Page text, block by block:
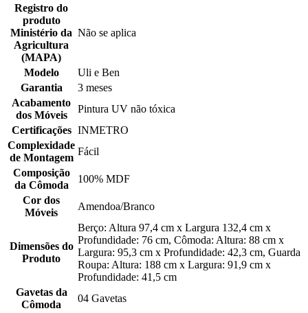
Registro do
produto
Ministério da
Agricultura
(MAPA)
Não se aplica
Modelo
Uli e Ben
Garantia
3 meses
Acabamento
dos Móveis
Pintura UV não tóxica
Certificações INMETRO
Complexidade
de Montagem
Fácil
Composição
da Cômoda
100% MDF
Cor dos
Móveis
Amendoa/Branco
Dimensões do
Produto
Berço: Altura 97,4 cm x Largura 132,4 cm x
Profundidade: 76 cm, Cômoda: Altura: 88 cm x
Largura: 95,3 cm x Profundidade: 42,3 cm, Guarda
Roupa: Altura: 188 cm x Largura: 91,9 cm x
Profundidade: 41,5 cm
Gavetas da
Cômoda
04 Gavetas